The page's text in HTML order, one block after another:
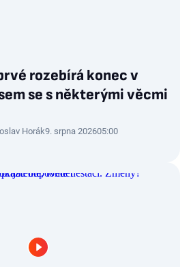
rozebírá konec v
se s některými věcmi
Horák9. srpna 202605:00